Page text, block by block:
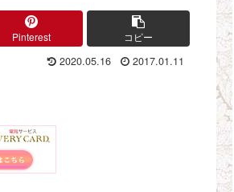
Pinterest コピー
2020.05.16 2017.01.11